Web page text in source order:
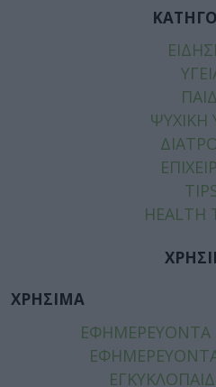
ΨΥΧΙΚΗ
HEALTH
ΧΡΗΣΙΜΑ